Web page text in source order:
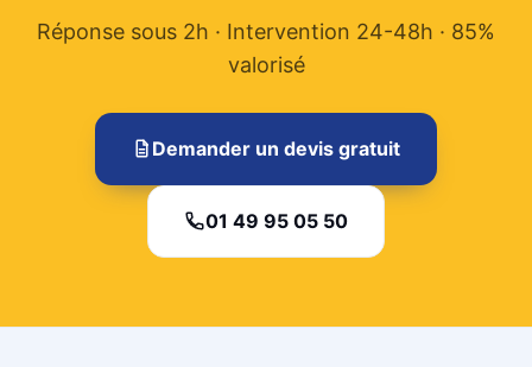
Réponse sous 2h · Intervention 24-48h · 85%
valorisé
Demander un devis gratuit
01 49 95 05 50